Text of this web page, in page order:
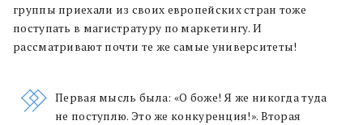
группы приехали из своих европейских стран тоже
поступать в магистратуру по маркетингу. И
рассматривают почти те же самые университеты!
Первая мысль была: «О боже! Я же никогда туда
не поступлю. Это же конкуренция!». Вторая